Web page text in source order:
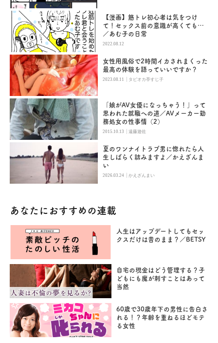
【漫画】筋トレ初心者は気をつけ
て！セックス前の意識が高くても…
／あむ子の日常
2022.08.12
女性用風俗で2時間イカされまくった
最高の体験を語っていいですか？
2023.08.11 | タピオカ亭すじ子
「娘がAV女優になっちゃう！」って
思われた就職への道／AVメーカー勤
務処女の性事情（2）
2015.10.13 |遠藤遊佐
夏のワンナイトラブ男に惚れたら人
生しばらく詰みますよ／かえざんま
い
2026.03.24 |かえざんまい
あなたにおすすめの連載
人生はアップデートしてもセッ
クスだけは昔のまま？／BETSY
自宅の現金はどう管理する？子
どもにも魔が刺すことはあって
当然
60歳で30歳年下の男性に告白さ
れる！？年齢を重ねるほどモテ
る女性